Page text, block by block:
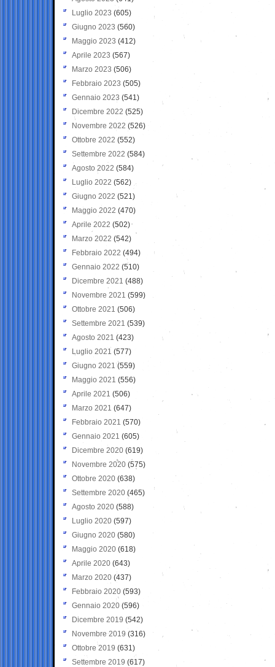
Luglio 2023 (605)
Giugno 2023 (560)
Maggio 2023 (412)
Aprile 2023 (567)
Marzo 2023 (506)
Febbraio 2023 (505)
Gennaio 2023 (541)
Dicembre 2022 (525)
Novembre 2022 (526)
Ottobre 2022 (552)
Settembre 2022 (584)
Agosto 2022 (584)
Luglio 2022 (562)
Giugno 2022 (521)
Maggio 2022 (470)
Aprile 2022 (502)
Marzo 2022 (542)
Febbraio 2022 (494)
Gennaio 2022 (510)
Dicembre 2021 (488)
Novembre 2021 (599)
Ottobre 2021 (506)
Settembre 2021 (539)
Agosto 2021 (423)
Luglio 2021 (577)
Giugno 2021(559)
Maggio 2021 (556)
Aprile 2021 (506)
Marzo 2021 (647)
Febbraio 2021 (570)
Gennaio 2021 (605)
Dicembre 2020 (619)
Novembre 2020 (575)
Ottobre 2020 (638)
Settembre 2020(465)
Agosto 2020 (588)
Luglio 2020 (597)
Giugno 2020 (580)
Maggio 2020 (618)
Aprile 2020 (643)
Marzo 2020 (437)
Febbraio 2020 (593)
Gennaio 2020 (596)
Dicembre 2019 (542)
Novembre 2019 (316)
Ottobre 2019 (631)
Settembre 2019 (617)